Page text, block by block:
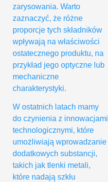
zarysowania. Warto
zaznaczyć, że różne
proporcje tych składników
wpływają na właściwości
ostatecznego produktu, na
przykład jego optyczne lub
mechaniczne
charakterystyki.
W ostatnich latach mamy
do czynienia z innowacjami
technologicznymi, które
umożliwiają wprowadzanie
dodatkowych substancji,
takich jak tlenki metali,
które nadają szkłu